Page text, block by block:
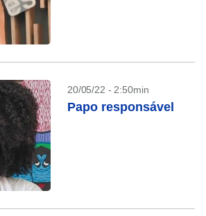
20/05/22 - 2:50min
Papo responsável